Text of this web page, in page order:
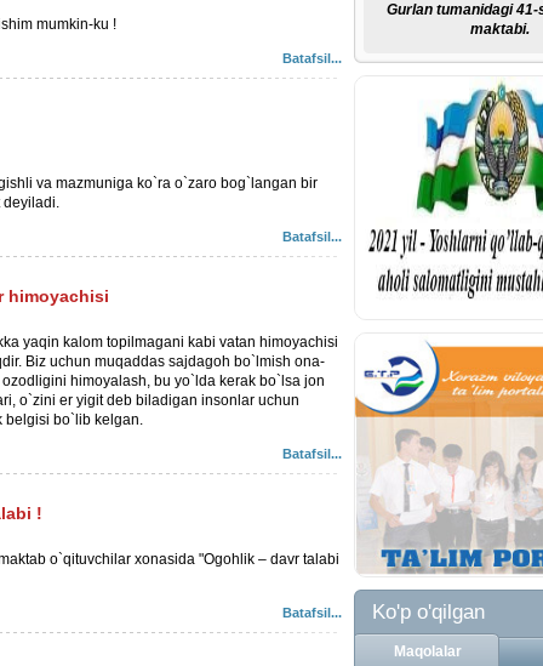
mumkin-ku !
Batafsil...
va mazmuniga ko`ra o`zaro bog`langan bir
Batafsil...
himoyachisi
yaqin kalom topilmagani kabi vatan himoyachisi
Biz uchun muqaddas sajdagoh bo`lmish ona-
himoyalash, bu yo`lda kerak bo`lsa jon
o`zini er yigit deb biladigan insonlar uchun
bo`lib kelgan.
Batafsil...
!
o`qituvchilar xonasida "Ogohlik – davr talabi
Batafsil...
Gurlan tumanidagi 41-
maktabi.
Ko'p o'qilgan
Maqolalar